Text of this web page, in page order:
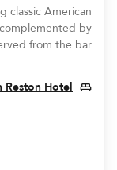
classic American
by
from the bar.
Reston Hotel